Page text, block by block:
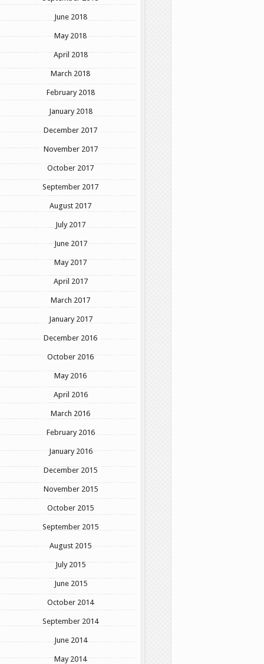
June 2018
May 2018
April 2018
March 2018
February 2018
January 2018
December 2017
November 2017
October 2017
September 2017
August 2017
July 2017
June 2017
May 2017
April 2017
March 2017
January 2017
December 2016
October 2016
May 2016
April 2016
March 2016
February 2016
January 2016
December 2015
November 2015
October 2015
September 2015
August 2015
July 2015
June 2015
October 2014
September 2014
June 2014
May 2014